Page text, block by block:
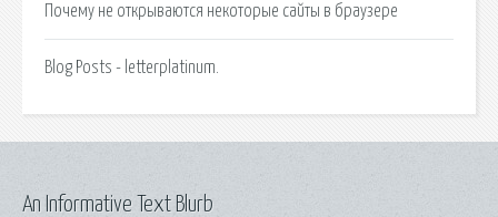
Почему не открываются некоторые сайты в браузере
Blog Posts - letterplatinum.
An Informative Text Blurb